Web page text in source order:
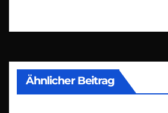
Ähnlicher Beitrag